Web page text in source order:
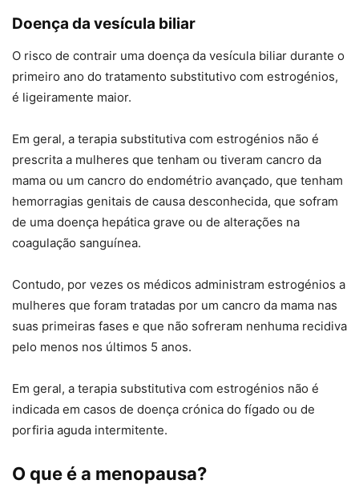
Doença da vesícula biliar
O risco de contrair uma doença da vesícula biliar durante o
primeiro ano do tratamento substitutivo com estrogénios,
é ligeiramente maior.
Em geral, a terapia substitutiva com estrogénios não é
prescrita a mulheres que tenham ou tiveram cancro da
mama ou um cancro do endométrio avançado, que tenham
hemorragias genitais de causa desconhecida, que sofram
de uma doença hepática grave ou de alterações na
coagulação sanguínea.
Contudo, por vezes os médicos administram estrogénios a
mulheres que foram tratadas por um cancro da mama nas
suas primeiras fases e que não sofreram nenhuma recidiva
pelo menos nos últimos 5 anos.
Em geral, a terapia substitutiva com estrogénios não é
indicada em casos de doença crónica do fígado ou de
porfiria aguda intermitente.
O que é a menopausa?